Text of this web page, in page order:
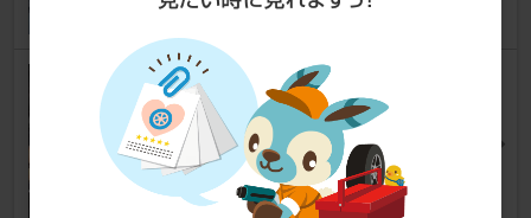
素人ラゲッジオーディオ
bB
しょう@bBさん
28
3